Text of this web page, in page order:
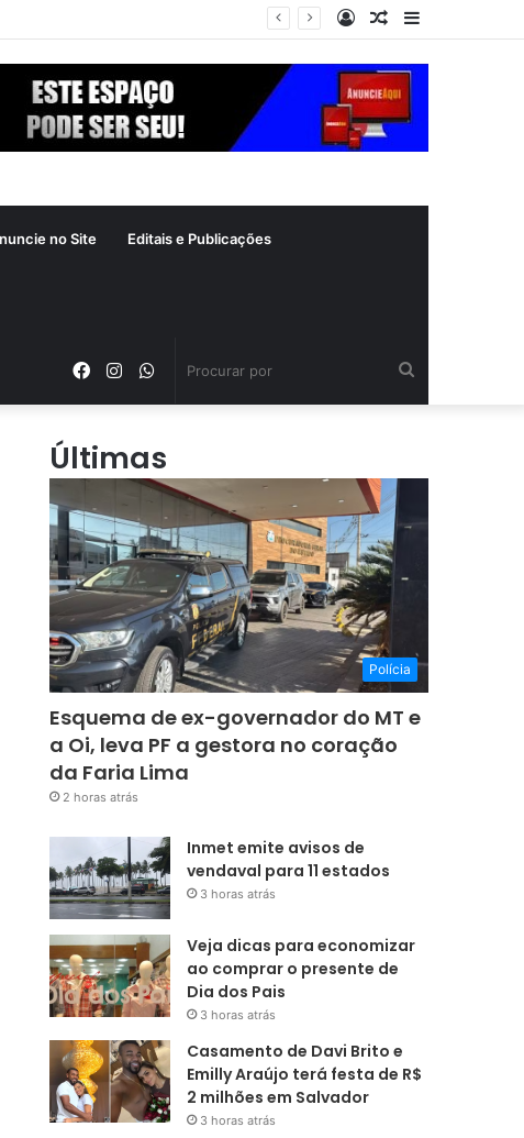
Barra
Artigo
Entrar
no Site Editais e Publicações
WhatsApp
Instagram
Facebook
Últimas
Polícia
Esquema de ex-governador do MT e
a Oi, leva PF a gestora no coração
da Faria Lima
2 horas atrás
Inmet emite avisos de
vendaval para 11 estados
3 horas atrás
Veja dicas para economizar
ao comprar o presente de
Dia dos Pais
3 horas atrás
Casamento de Davi Brito e
Emilly Araújo terá festa de R$
2 milhões em Salvador
3 horas atrás